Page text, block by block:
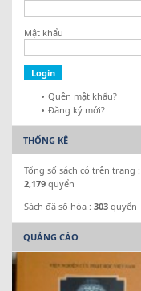
Mật khẩu
Quên mật khẩu?
Đăng ký mới?
THỐNG KÊ
Tổng số sách có trên trang :
2,179 quyển
Sách đã số hóa : 303 quyển
QUẢNG CÁO